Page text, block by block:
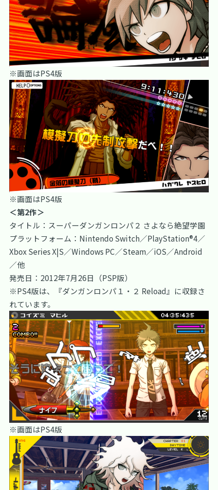
※画面はPS4版
※画面はPS4版
＜第2作＞
タイトル：スーパーダンガンロンパ２ さよなら絶望学園
プラットフォーム：Nintendo Switch／PlayStation®4／
Xbox Series X|S／Windows PC／Steam／iOS／Android
／他
発売日：2012年7月26日（PSP版）
※PS4版は、『ダンガンロンパ１・２ Reload』に収録さ
れています。
※画面はPS4版